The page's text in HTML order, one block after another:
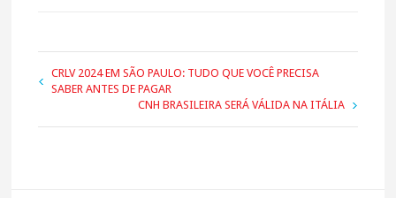
CRLV 2024 EM SÃO PAULO: TUDO QUE VOCÊ PRECISA
SABER ANTES DE PAGAR
CNH BRASILEIRA SERÁ VÁLIDA NA ITÁLIA